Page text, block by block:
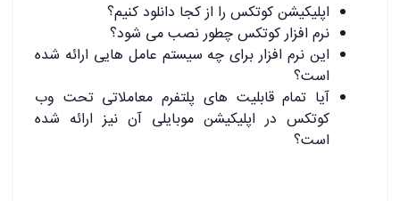
اپلیکیشن کوتکس را از کجا دانلود کنیم؟
نرم افزار کوتکس چطور نصب می شود؟
این نرم افزار برای چه سیستم عامل هایی ارائه شده
است؟
آیا تمام قابلیت های پلتفرم معاملاتی تحت وب
کوتکس در اپلیکیشن موبایلی آن نیز ارائه شده
است؟